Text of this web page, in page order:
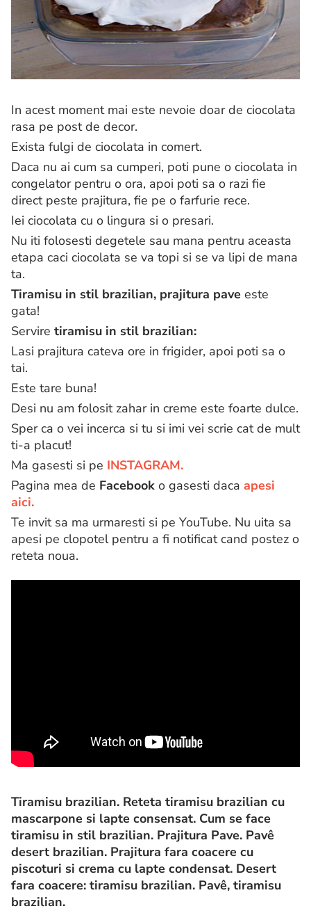
In acest moment mai este nevoie doar de ciocolata
rasa pe post de decor.
Exista fulgi de ciocolata in comert.
Daca nu ai cum sa cumperi, poti pune o ciocolata in
congelator pentru o ora, apoi poti sa o razi fie
direct peste prajitura, fie pe o farfurie rece.
Iei ciocolata cu o lingura si o presari.
Nu iti folosesti degetele sau mana pentru aceasta
etapa caci ciocolata se va topi si se va lipi de mana
ta.
Tiramisu in stil brazilian, prajitura pave este
gata!
Servire tiramisu in stil brazilian:
Lasi prajitura cateva ore in frigider, apoi poti sa o
tai.
Este tare buna!
Desi nu am folosit zahar in creme este foarte dulce.
Sper ca o vei incerca si tu si imi vei scrie cat de mult
ti-a placut!
Ma gasesti si pe INSTAGRAM.
Pagina mea de Facebook o gasesti daca apesi
aici.
Te invit sa ma urmaresti si pe YouTube. Nu uita sa
apesi pe clopotel pentru a fi notificat cand postez o
reteta noua.
Tiramisu brazilian. Reteta tiramisu brazilian cu
mascarpone si lapte consensat. Cum se face
tiramisu in stil brazilian. Prajitura Pave. Pavê
desert brazilian. Prajitura fara coacere cu
piscoturi si crema cu lapte condensat. Desert
fara coacere: tiramisu brazilian. Pavê, tiramisu
brazilian.